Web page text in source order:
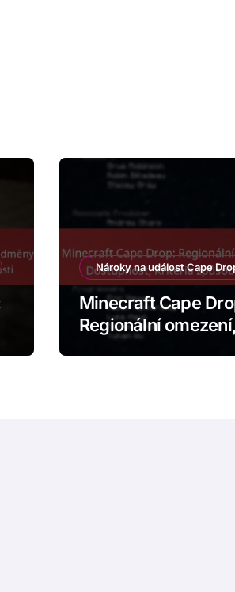
Nároky na událost Cape
Minecraft Cape
Regionální omezení,